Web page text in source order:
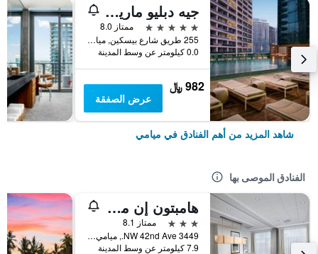
جيه دبليو ماريوت ماركيز ميامي
5 نجوم
ممتاز 8.0
255 طريق شارع بيسكين, ميامي, FL, الولايات المتحدة الأميريكية
0.0 كيلومتر عن وسط المدينة
982 ﷼
عرض الصفقة
شاهد المزيد من أهم الفنادق في ميامي
الفنادق الموصى بها
هامبتون إن ميامي - آيربورت إيست، إف إل
3 نجوم
ممتاز 8.1
3449 NW 42nd Ave., ميامي, FL, الولايات المتحدة الأميريكية
7.9 كيلومتر عن وسط المدينة